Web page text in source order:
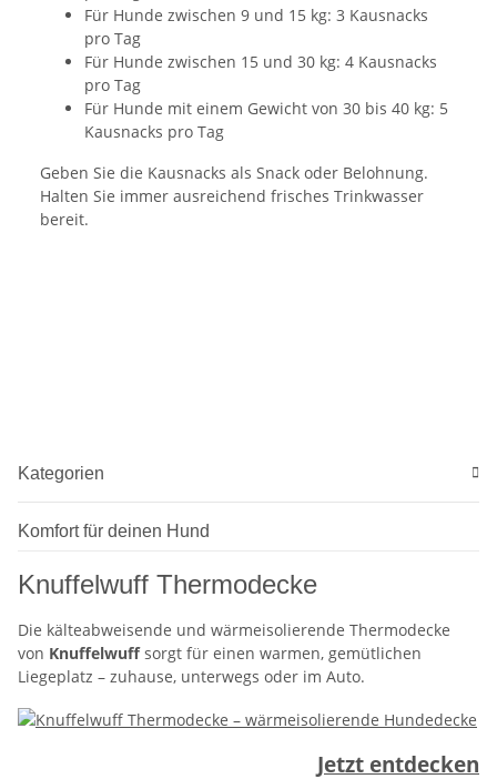
Für Hunde zwischen 9 und 15 kg: 3 Kausnacks
pro Tag
Für Hunde zwischen 15 und 30 kg: 4 Kausnacks
pro Tag
Für Hunde mit einem Gewicht von 30 bis 40 kg: 5
Kausnacks pro Tag
Geben Sie die Kausnacks als Snack oder Belohnung.
Halten Sie immer ausreichend frisches Trinkwasser
bereit.
Kategorien
Komfort für deinen Hund
Knuffelwuff Thermodecke
Die kälteabweisende und wärmeisolierende Thermodecke
von Knuffelwuffsorgt für einen warmen, gemütlichen
Liegeplatz – zuhause, unterwegs oder im Auto.
Jetzt entdecken